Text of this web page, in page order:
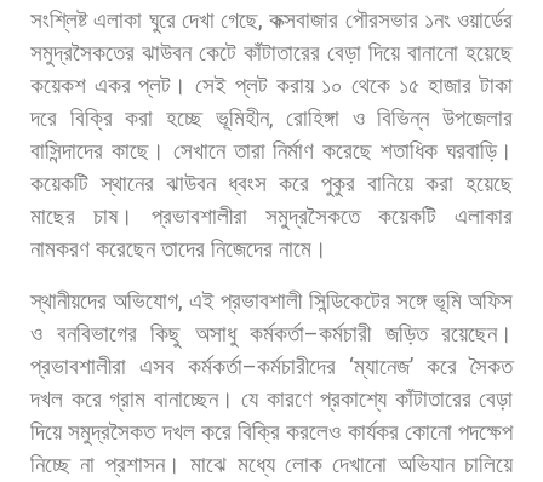
সংশ্লিষ্ট এলাকা ঘুরে দেখা গেছে,কক্সবাজার পৌরসভার ১নং ওয়ার্ডের
সমুদ্রসৈকতের ঝাউবন কেটে কাঁটাতারের বেড়া দিয়ে বানানো হয়েছে
কয়েকশ একর প্লট। সেই প্লট করায় ১০ থেকে ১৫ হাজার টাকা
দরে বিক্রি করা হচ্ছে ভূমিহীন,রোহিঙ্গা ও বিভিন্ন উপজেলার
বাসিন্দাদের কাছে। সেখানে তারা নির্মাণ করেছে শতাধিক ঘরবাড়ি।
কয়েকটি স্থানের ঝাউবন ধ্বংস করে পুকুর বানিয়ে করা হয়েছে
মাছের
চাষ। প্রভাবশালীরা সমুদ্রসৈকতে কয়েকটি
এলাকার
নামকরণ করেছেন তাদের নিজেদের নামে।
স্থানীয়দের অভিযোগ,এই প্রভাবশালী সিন্ডিকেটের সঙ্গে ভূমি অফিস
ও বনবিভাগের কিছু অসাধু কর্মকর্তা–কর্মচারী জড়িত রয়েছেন।
প্রভাবশালীরা এসব কর্মকর্তা–কর্মচারীদের ‘ম্যানেজ’ করে সৈকত
দখল করে গ্রাম বানাচ্ছেন। যে কারণে প্রকাশ্যে কাঁটাতারের বেড়া
দিয়ে সমুদ্রসৈকত দখল করে বিক্রি করলেও কার্যকর কোনো পদক্ষেপ
নিচ্ছে না প্রশাসন। মাঝে মধ্যে লোক দেখানো অভিযান চালিয়ে